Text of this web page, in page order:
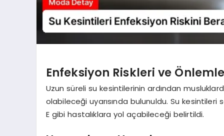
Enfeksiyon Riskleri ve
Uzun süreli su kesintilerinin ardından
olabileceği uyarısında bulunuldu. Su
E gibi hastalıklara yol açabileceği belirtildi.